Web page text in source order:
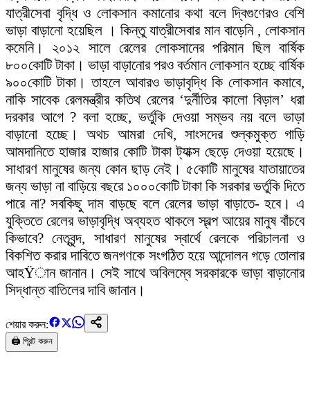
যাত্রীসেবা বৃদ্ধি ও লোকসান কমানোর কথা বলে দ্বিগুণেরও বেশি
ভাড়া বাড়ানো হয়েছিল । কিন্তু যাত্রীসেবার মান বাড়েনি , লোকসান
কমেনি। ২০১২ সালে রেলের লোকসানের পরিমান ছিল বার্ষিক
৮০০কোটি টাকা। ভাড়া বাড়ানোর পরও বর্তমান লোকসান হচ্ছে বার্ষিক
৯০০কোটি টাকা। তাহলে আবারও ভাড়াবৃদ্ধি কি লোকসান কমাবে,
নাকি সাবেক রেলমন্ত্রীর কতিথ রেলের ‘দুর্নীতির কালো বিড়াল’ ধরা
দরকার আগে ? বলা হচ্ছে, ভর্তুকি দেওয়া সম্ভব নয় বলে ভাড়া
বাড়ানো হচ্ছে। অথচ আমরা দেখি, সাংসদের শুল্কমুক্ত গাড়ি
আমদানিতে হাজার হাজার কোটি টাকা ট্যাক্স ছেড়ে দেওয়া হয়েছে।
সাধারণ মানুষের জন্য কোন ছাড় নেই। ৫কোটি মানুষের যাতায়াতের
জন্য ভাড়া না বাড়িয়ে বছরে ১০০০কোটি টাকা কি সরকার ভর্তুকি দিতে
পারে না? সবকিছু দাম বাড়ছে বলে রেলের ভাড়া বাড়াতে- হবে। এ
যুক্তিতে রেলের ভাড়াবৃদ্ধি অব্যহত থাকলে স্বল্প আয়ের মানুষ বাঁচবে
কিভাবে? নেতৃবৃন্দ, সাধারণ মানুষের স্বার্থে রেলকে পরিচালনা ও
বিকশিত করার দাবিতে জনগণকে সংগঠিত হয়ে আন্দোলন গড়ে তোলার
আহŸান জানান। সেই সাথে অবিলম্বে সরকারকে ভাড়া বাড়ানোর
সিদ্ধান্ত বাতিলের দাবি জানান।
শেয়ার করুন:
🖨️ প্রিন্ট করুন